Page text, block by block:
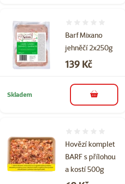
Barf Mixano
jehněčí 2x250g
Cena
139 Kč
Skladem do košíku
Hovězí komplet
BARF s přílohou
a kostí 500g